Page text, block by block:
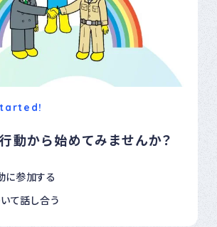
動から始めてみませんか？
に参加する
て話し合う